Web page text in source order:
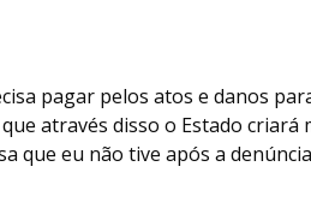
pagar pelos atos e danos
através disso o Estado criará
que eu não tive após a